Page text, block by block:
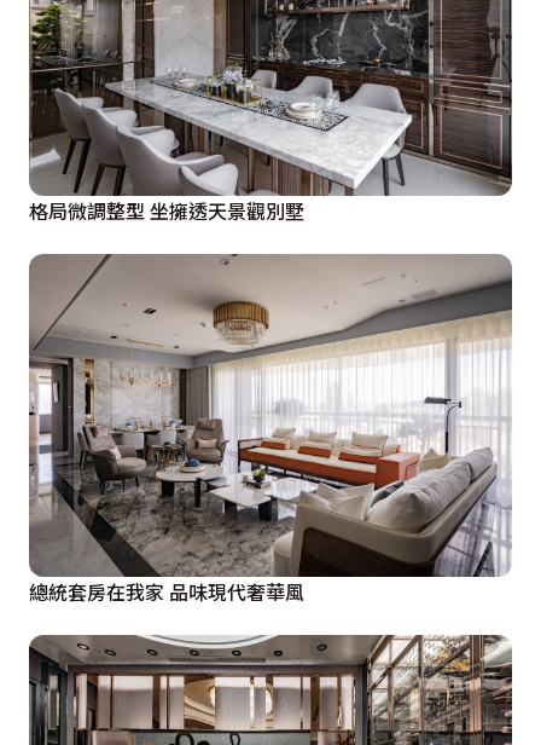
格局微調整型 坐擁透天景觀別墅
總統套房在我家 品味現代奢華風